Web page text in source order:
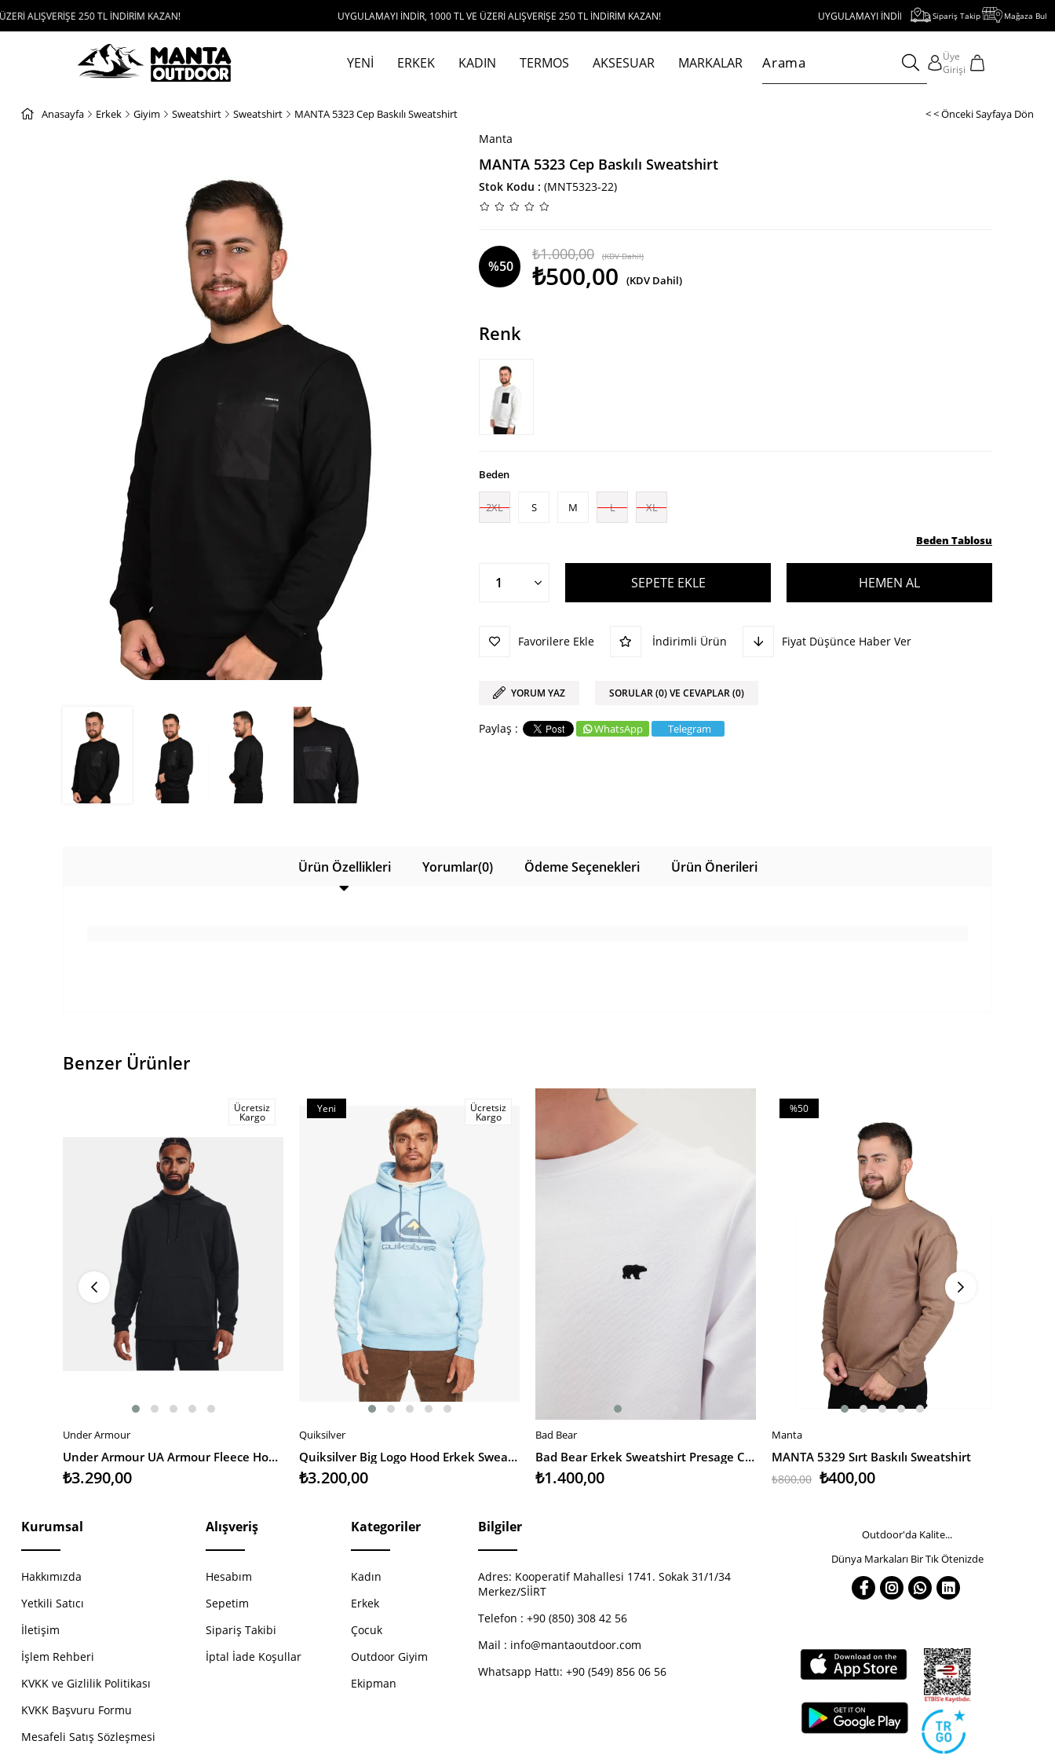
250 TL İNDİRİM KAZAN! UYGULAMAYI İNDİR, 1000 TL VE ÜZERİ ALIŞVERİŞE 250 TL İNDİRİM KAZAN! UYGULAMAYI İNDİR, 1000 TL VE ÜZERİ ALIŞVERİŞE 250 TL
Sipariş Takip Mağaza Bul
YENİ ERKEK KADIN TERMOS AKSESUAR MARKALAR
Üye
Girişi
Anasayfa Erkek Giyim Sweatshirt Sweatshirt MANTA 5323 Cep Baskılı Sweatshirt < < Önceki Sayfaya Dön
Manta
MANTA 5323 Cep Baskılı Sweatshirt
Stok Kodu (MNT5323-22)
%50
₺1.000,00 (KDV Dahil)
₺500,00 (KDV Dahil)
Renk
Beden
2XL S M L XL
Beden Tablosu
Favorilere Ekle İndirimli Ürün Fiyat Düşünce Haber Ver
YORUM YAZ SORULAR (0) VE CEVAPLAR (0)
WhatsApp Telegram
Ürün Özellikleri Yorumlar(0) Ödeme Seçenekleri Ürün Önerileri
Benzer Ürünler
SEPETE EKLE
Ücretsiz
Kargo
Under Armour
Under Armour UA Armour Fleece Hoodie Erkek Sweatshirt
₺3.290,00
SEPETE EKLE
Yeni
Ücretsiz
Kargo
Quiksilver
Quiksilver Big Logo Hood Erkek Swearshirt
₺3.200,00
SEPETE EKLE
Bad Bear
Bad Bear Erkek Sweatshirt Presage Crewneck
₺1.400,00
SEPETE EKLE
%50
Manta
MANTA 5329 Sırt Baskılı Sweatshirt
₺400,00
₺800,00
Kurumsal
Hakkımızda
Yetkili Satıcı
İletişim
İşlem Rehberi
KVKK ve Gizlilik Politikası
KVKK Başvuru Formu
Mesafeli Satış Sözleşmesi
Alışveriş
Hesabım
Sepetim
Sipariş Takibi
İptal İade Koşullar
Kategoriler
Kadın
Erkek
Çocuk
Outdoor Giyim
Ekipman
Bilgiler
Adres: Kooperatif Mahallesi 1741. Sokak 31/1/34
Merkez/SİİRT
Telefon : +90 (850) 308 42 56
Mail : info@mantaoutdoor.com
Whatsapp Hattı: +90 (549) 856 06 56
Outdoor'da Kalite...
Dünya Markaları Bir Tık Ötenizde